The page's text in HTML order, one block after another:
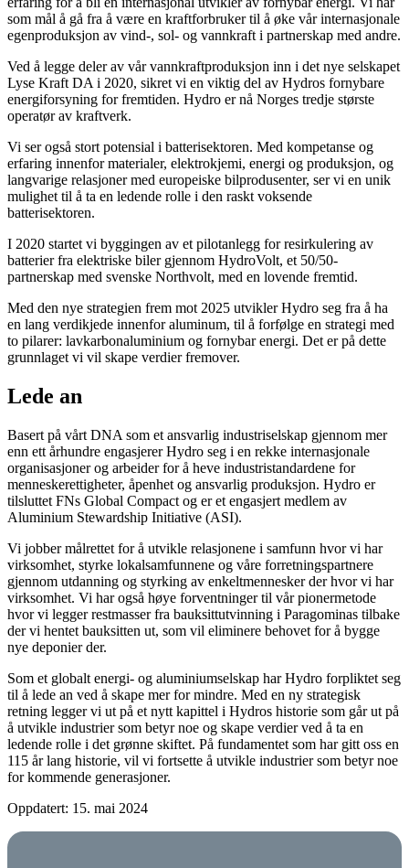
som mål å gå fra å være en kraftforbruker til å øke vår internasjonale
egenproduksjon av vind-, sol- og vannkraft i partnerskap med andre.
Ved å legge deler av vår vannkraftproduksjon inn i det nye selskapet
Lyse Kraft DA i 2020, sikret vi en viktig del av Hydros fornybare
energiforsyning for fremtiden. Hydro er nå Norges tredje største
operatør av kraftverk.
Vi ser også stort potensial i batterisektoren. Med kompetanse og
erfaring innenfor materialer, elektrokjemi, energi og produksjon, og
langvarige relasjoner med europeiske bilprodusenter, ser vi en unik
mulighet til å ta en ledende rolle i den raskt voksende
batterisektoren.
I 2020 startet vi byggingen av et pilotanlegg for resirkulering av
batterier fra elektriske biler gjennom HydroVolt, et 50/50-
partnerskap med svenske Northvolt, med en lovende fremtid.
Med den nye strategien frem mot 2025 utvikler Hydro seg fra å ha
en lang verdikjede innenfor aluminum, til å forfølge en strategi med
to pilarer: lavkarbonaluminium og fornybar energi. Det er på dette
grunnlaget vi vil skape verdier fremover.
Lede an
Basert på vårt DNA som et ansvarlig industriselskap gjennom mer
enn ett århundre engasjerer Hydro seg i en rekke internasjonale
organisasjoner og arbeider for å heve industristandardene for
menneskerettigheter, åpenhet og ansvarlig produksjon. Hydro er
tilsluttet FNs Global Compact og er et engasjert medlem av
Aluminium Stewardship Initiative (ASI).
Vi jobber målrettet for å utvikle relasjonene i samfunn hvor vi har
virksomhet, styrke lokalsamfunnene og våre forretningspartnere
gjennom utdanning og styrking av enkeltmennesker der hvor vi har
virksomhet. Vi har også høye forventninger til vår pionermetode
hvor vi legger restmasser fra bauksittutvinning i Paragominas tilbake
der vi hentet bauksitten ut, som vil eliminere behovet for å bygge
nye deponier der.
Som et globalt energi- og aluminiumselskap har Hydro forpliktet seg
til å lede an ved å skape mer for mindre. Med en ny strategisk
retning legger vi ut på et nytt kapittel i Hydros historie som går ut på
å utvikle industrier som betyr noe og skape verdier ved å ta en
ledende rolle i det grønne skiftet. På fundamentet som har gitt oss en
115 år lang historie, vil vi fortsette å utvikle industrier som betyr noe
for kommende generasjoner.
Oppdatert: 15. mai 2024